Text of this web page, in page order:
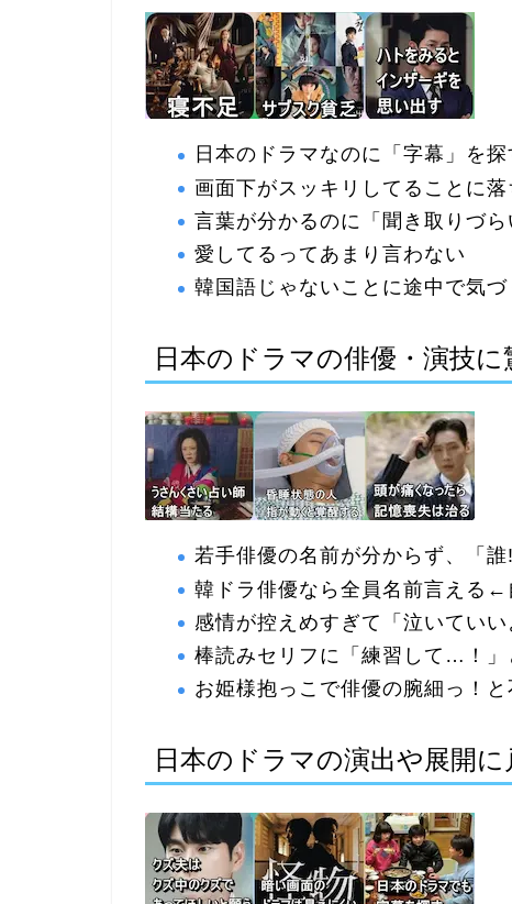
日本のドラマなのに「字幕」を探
画面下がスッキリしてることに
言葉が分かるのに「聞き取りづ
愛してるってあまり言わない
韓国語じゃないことに途中で気づ
日本のドラマの俳優・演技に
若手俳優の名前が分からず、「
韓ドラ俳優なら全員名前言える←
感情が控えめすぎて「泣いてい
棒読みセリフに「練習して…！」
お姫様抱っこで俳優の腕細っ！と
日本のドラマの演出や展開